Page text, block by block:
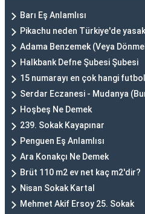
Barı Eş Anlamlısı
Pikachu neden Türkiye'de
Adama Benzemek (Veya
Halkbank Defne Şubesi Şubesi
15 numarayı en çok hangi
Serdar Eczanesi - Mudanya
Hoşbeş Ne Demek
239. Sokak Kayapınar
Penguen Eş Anlamlısı
Ara Konakçı Ne Demek
Brüt 110 m2 ev net kaç m2'dir?
Nisan Sokak Kartal
Mehmet Akif Ersoy 25. Sokak